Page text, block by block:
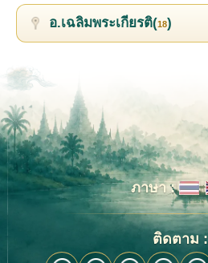
อ.เฉลิมพระเกียรติ(18)
ภาษา :
ติดตาม :